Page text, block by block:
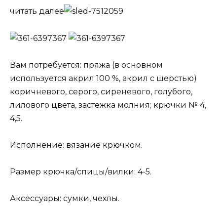
читать далее
Вам потребуется: пряжа (в основном
используется акрил 100 %, акрил с шерстью)
коричневого, серого, сиреневого, голубого,
лилового цвета, застежка молния; крючки № 4,
4,5.
Исполнение: вязание крючком.
Размер крючка/спицы/вилки: 4-5.
Аксессуары: сумки, чехлы.